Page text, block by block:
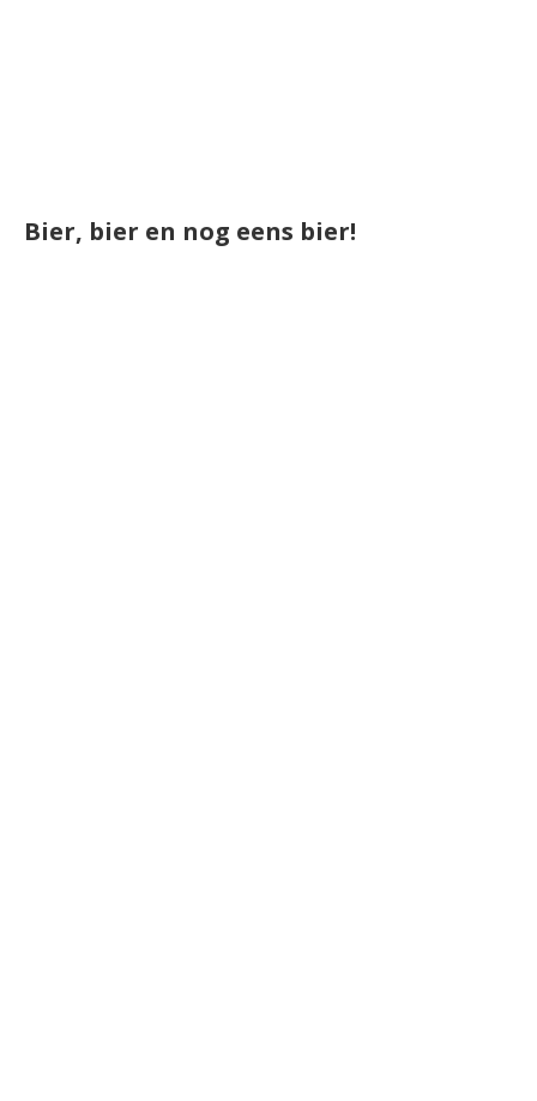
Bier, bier en nog eens bier!